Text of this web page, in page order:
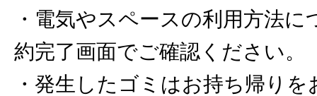
・電気やスペースの利用方法に
約完了画面でご確認ください。
・発生したゴミはお持ち帰り